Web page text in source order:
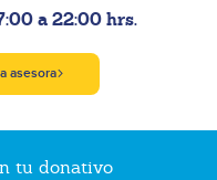
a 22:00 hrs.
asesora
tu donativo